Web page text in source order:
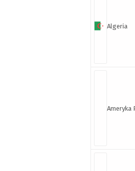
Algeria